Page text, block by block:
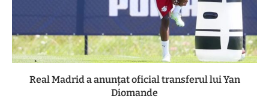
Real Madrid a anunțat oficial transferul lui Yan
Diomande